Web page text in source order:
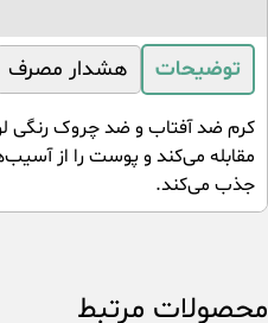
توضیحات هشدار مصرف
مقابله می‌کند و پوست را از
جذب می‌کند.
محصولات مرتبط